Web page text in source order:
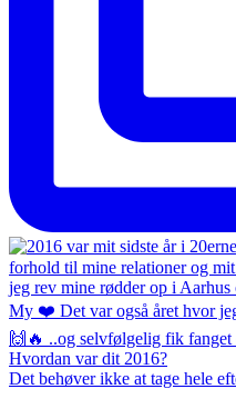
Det behøver ikke at tage hele